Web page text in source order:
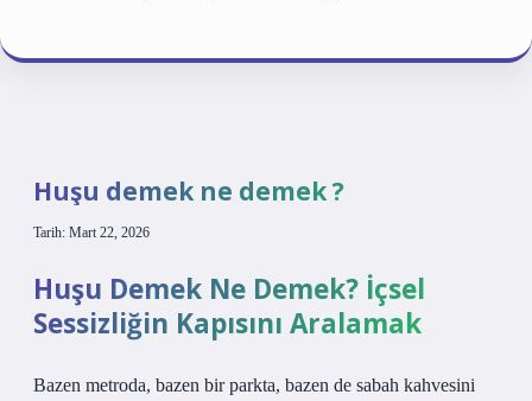
Huşu demek ne demek ?
Tarih: Mart 22, 2026
Huşu Demek Ne Demek? İçsel
Sessizliğin Kapısını Aralamak
Bazen metroda, bazen bir parkta, bazen de sabah kahvesini